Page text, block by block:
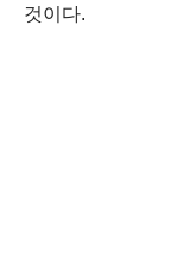
것이다.